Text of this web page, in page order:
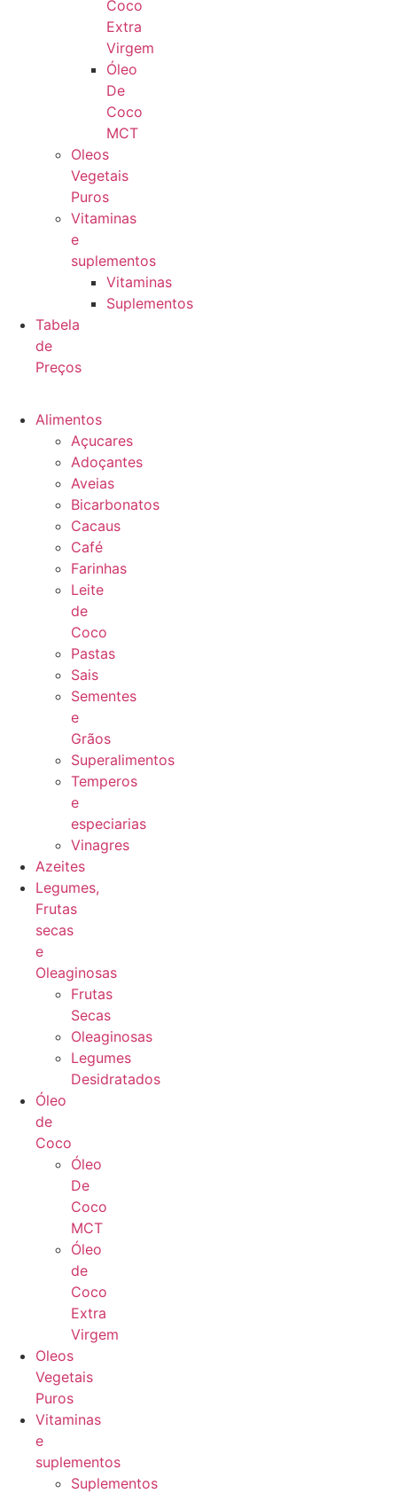
Coco
Extra
Virgem
Óleo
De
Coco
MCT
Oleos
Vegetais
Puros
Vitaminas
e
suplementos
Vitaminas
Suplementos
Tabela
de
Preços
Alimentos
Açucares
Adoçantes
Aveias
Bicarbonatos
Cacaus
Café
Farinhas
Leite
de
Coco
Pastas
Sais
Sementes
e
Grãos
Superalimentos
Temperos
e
especiarias
Vinagres
Azeites
Legumes,
Frutas
secas
e
Oleaginosas
Frutas
Secas
Oleaginosas
Legumes
Desidratados
Óleo
de
Coco
Óleo
De
Coco
MCT
Óleo
de
Coco
Extra
Virgem
Oleos
Vegetais
Puros
Vitaminas
e
suplementos
Suplementos